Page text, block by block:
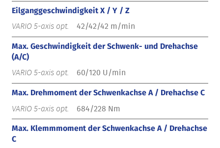
Eilganggeschwindigkeit X / Y / Z
42/42/42 m/min
Max. Geschwindigkeit der Schwenk- und Drehachse
(A/C)
60/120 U/min
Max. Drehmoment der Schwenkachse A / Drehachse C
684/228 Nm
Max. Klemmmoment der Schwenkachse A / Drehachse
C